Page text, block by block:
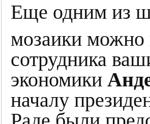
Еще одним из
мозаики можно
сотрудника
экономики
началу